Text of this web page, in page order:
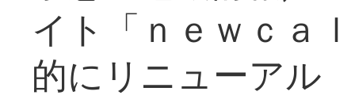
イト「ｎｅｗｃａ
的にリニューアル